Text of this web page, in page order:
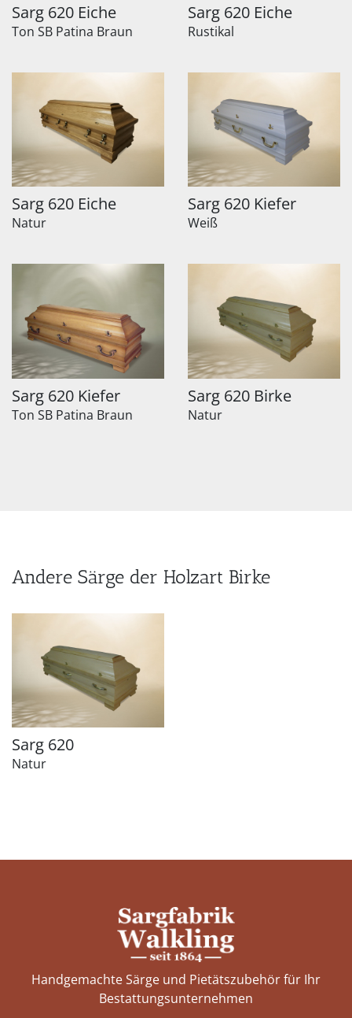
Sarg 620 Eiche
Ton SB Patina Braun
Sarg 620 Eiche
Rustikal
Sarg 620 Eiche
Natur
Sarg 620 Kiefer
Weiß
Sarg 620 Kiefer
Ton SB Patina Braun
Sarg 620 Birke
Natur
Andere Särge der Holzart Birke
Sarg 620
Natur
Handgemachte Särge und Pietätszubehör für Ihr
Bestattungs­unternehmen